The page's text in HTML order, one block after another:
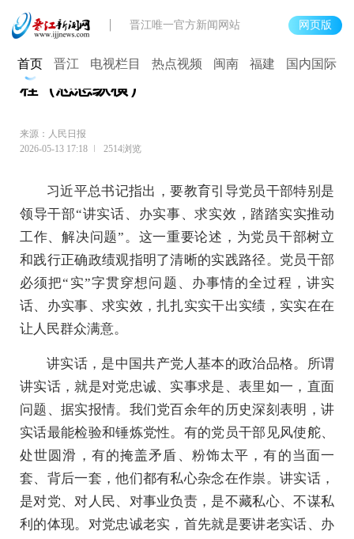
晋江唯一官方新闻网站 网页版
首页 晋江 电视栏目 热点视频 闽南 福建 国内国际
把“实”字贯穿树立和践行正确政绩观全
程（思想纵横）
来源：人民日报
2026-05-13 17:18
2514浏览
习近平总书记指出，要教育引导党员干部特别是
领导干部“讲实话、办实事、求实效，踏踏实实推动
工作、解决问题”。这一重要论述，为党员干部树立
和践行正确政绩观指明了清晰的实践路径。党员干部
必须把“实”字贯穿想问题、办事情的全过程，讲实
话、办实事、求实效，扎扎实实干出实绩，实实在在
让人民群众满意。
讲实话，是中国共产党人基本的政治品格。所谓
讲实话，就是对党忠诚、实事求是、表里如一，直面
问题、据实报情。我们党百余年的历史深刻表明，讲
实话最能检验和锤炼党性。有的党员干部见风使舵、
处世圆滑，有的掩盖矛盾、粉饰太平，有的当面一
套、背后一套，他们都有私心杂念在作祟。讲实话，
是对党、对人民、对事业负责，是不藏私心、不谋私
利的体现。对党忠诚老实，首先就是要讲老实话、办